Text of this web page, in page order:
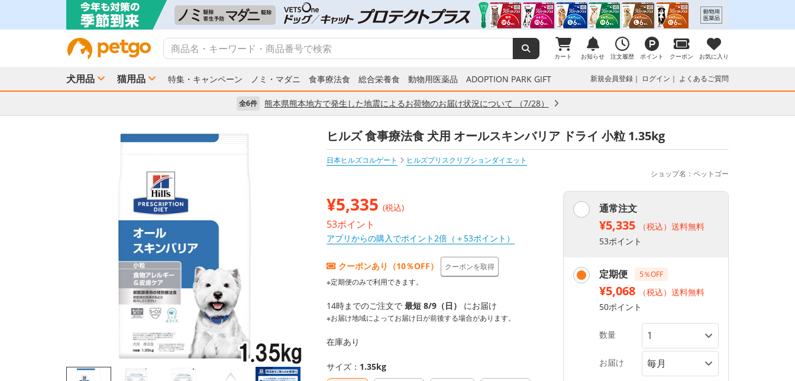
カート お知らせ 注文履歴 ポイント クーポン お気に入り
犬用品 猫用品 特集・キャンペーン ノミ・マダニ 食事療法食 総合栄養食 動物用医薬品 ADOPTION PARK GIFT 新規会員登録 ログイン よくあるご質問
全6件 熊本県熊本地方で発生した地震によるお荷物のお届け状況について （7/28）
ヒルズ 食事療法食 犬用 オールスキンバリア ドライ 小粒 1.35kg
日本ヒルズコルゲート
ヒルズプリスクリプションダイエット
ショップ名：ペットゴー
¥5,335 (税込)
53ポイント
アプリからの購入でポイント2倍（＋53ポイント）
クーポンあり（10％OFF）
クーポンを取得
※定期便のみで利用できます。
14時までのご注文で 最短 8/9（日） にお届け
※お届け地域によってお届け日が前後する場合があります。
在庫あり
サイズ： 1.35kg
通常注文
¥5,335
（税込）送料無料
53ポイント
定期便 5％OFF
¥5,068
（税込）送料無料
50ポイント
数量
お届け